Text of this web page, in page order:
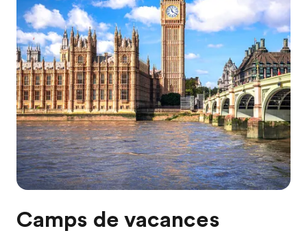
Bureaux
Trouver un bureau
A propos de nous
Qui sommes-nous ?
EF recrute
Rejoignez nos équipes
Camps de vacances